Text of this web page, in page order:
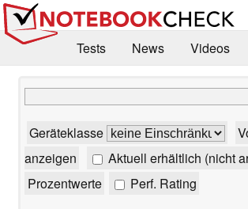
Tests News
Videos
Forum
Geräteklasse
anzeigen
Aktuell erhältlich (nicht
Prozentwerte
Perf. Rating